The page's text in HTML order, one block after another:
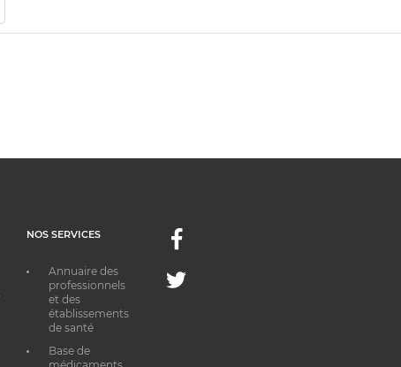
NOS SERVICES
Annuaire des
professionnels
et des
établissements
de santé
Base de
Facebook
Twitter